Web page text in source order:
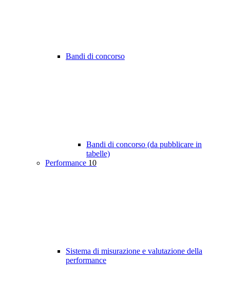
Bandi di concorso
Bandi di concorso (da pubblicare in
tabelle)
Performance 10
Sistema di misurazione e valutazione della
performance